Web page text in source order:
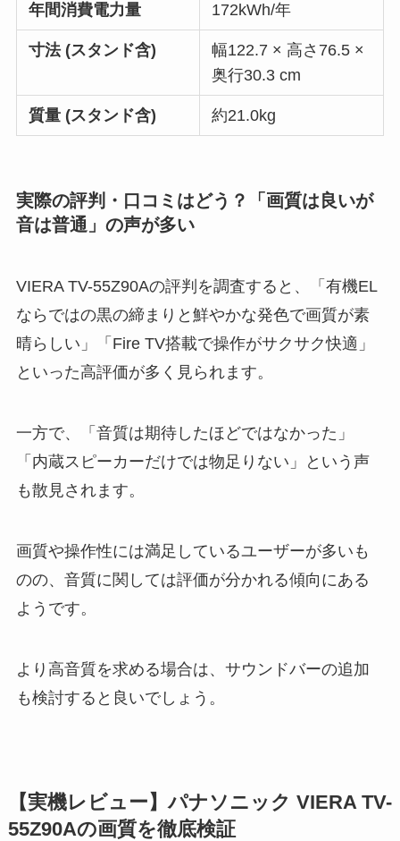
年間消費電力量 172kWh/年
寸法 (スタンド含)
幅122.7 × 高さ76.5 ×
奥行30.3 cm
質量 (スタンド含) 約21.0kg
実際の評判・口コミはどう？「画質は良いが
音は普通」の声が多い
VIERA TV-55Z90Aの評判を調査すると、「有機EL
ならではの黒の締まりと鮮やかな発色で画質が素
晴らしい」「Fire TV搭載で操作がサクサク快適」
といった高評価が多く見られます。
一方で、「音質は期待したほどではなかった」
「内蔵スピーカーだけでは物足りない」という声
も散見されます。
画質や操作性には満足しているユーザーが多いも
のの、音質に関しては評価が分かれる傾向にある
ようです。
より高音質を求める場合は、サウンドバーの追加
も検討すると良いでしょう。
【実機レビュー】パナソニック VIERA TV-
55Z90Aの画質を徹底検証